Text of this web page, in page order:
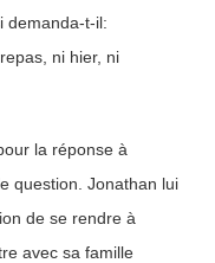
demanda-t-il:
ni hier, ni
la réponse à
question. Jonathan lui
de se rendre à
avec sa famille